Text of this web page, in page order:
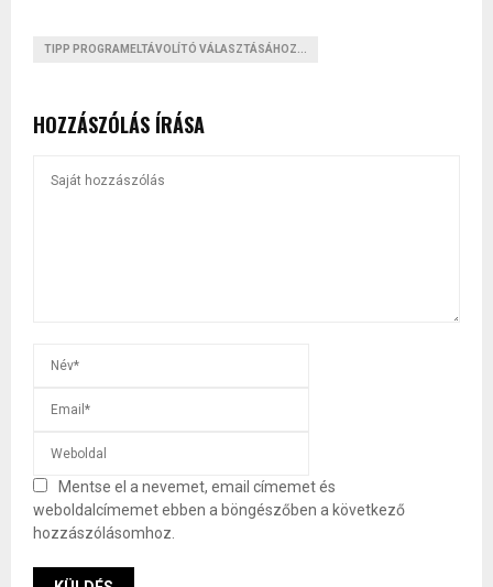
TIPP PROGRAMELTÁVOLÍTÓ VÁLASZTÁSÁHOZ...
HOZZÁSZÓLÁS ÍRÁSA
Mentse el a nevemet, email címemet és
weboldalcímemet ebben a böngészőben a következő
hozzászólásomhoz.